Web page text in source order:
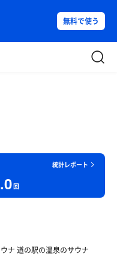
無料で使う
統計レポート
回
ナ 道の駅の温泉のサウナ